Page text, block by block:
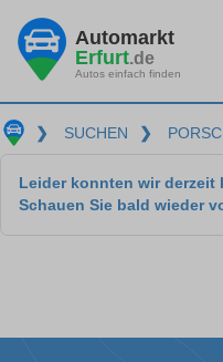
Automarkt
Erfurt.de
Autos einfach finden
❯ SUCHEN ❯
Leider konnten wir
Schauen Sie bald wieder